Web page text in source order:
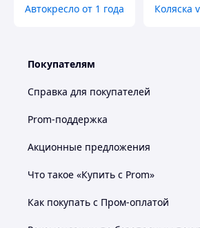
Автокресло от 1 года Коляска
Покупателям
Справка для покупателей
Prom-поддержка
Акционные предложения
Что такое «Купить с Prom»
Как покупать с Пром-оплатой